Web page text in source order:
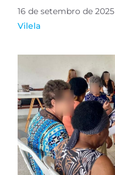
16 de setembro de 2025
Vilela